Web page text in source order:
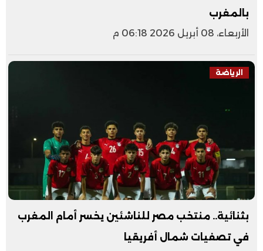
بالمغرب
الأربعاء، 08 أبريل 2026 06:18 م
الرياضة
بثنائية.. منتخب مصر للناشئين يخسر أمام المغرب
في تصفيات شمال أفريقيا